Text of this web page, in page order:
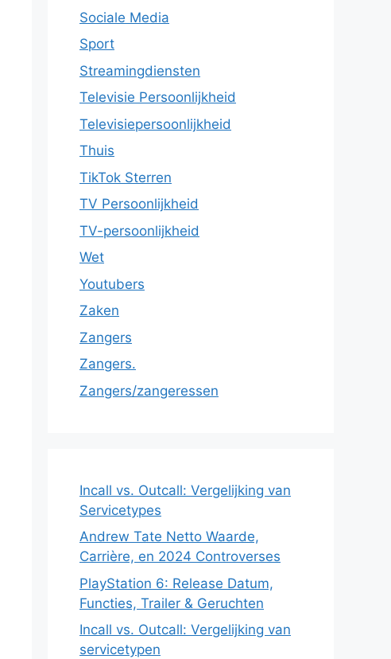
Sociale Media
Sport
Streamingdiensten
Televisie Persoonlijkheid
Televisiepersoonlijkheid
Thuis
TikTok Sterren
TV Persoonlijkheid
TV-persoonlijkheid
Wet
Youtubers
Zaken
Zangers
Zangers.
Zangers/zangeressen
Incall vs. Outcall: Vergelijking van
Servicetypes
Andrew Tate Netto Waarde,
Carrière, en 2024 Controverses
PlayStation 6: Release Datum,
Functies, Trailer & Geruchten
Incall vs. Outcall: Vergelijking van
servicetypen